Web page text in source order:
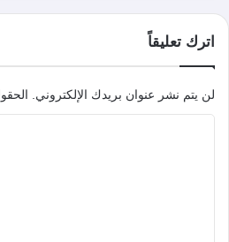
اترك تعليقاً
لن يتم نشر عنوان بريدك الإلكتروني.